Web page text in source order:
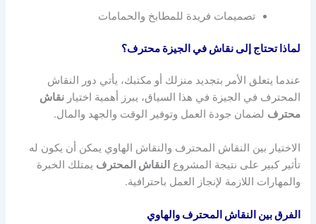
تصميمات فريدة للمطابخ والحمامات
لماذا تحتاج إلى نقاش في الجيزة محترف؟
عندما يتعلق الأمر بتجديد منزلك أو مكتبك، يأتي دور النقاش
المحترف في الجيزة في هذا السياق، يبرز أهمية اختيارنقاش
محترف لضمان جودة العمل وتوفير الوقت والجهد والمال.
الاختيار بين النقاش المحترف والنقاش الهاوي يمكن أن يكون له
تأثير كبير على نتيجة المشروع النقاش المحترف يمتلك الخبرة
والمهارات اللازمة لإنجاز العمل باحترافية.
الفرق بين النقاش المحترف والهاوي